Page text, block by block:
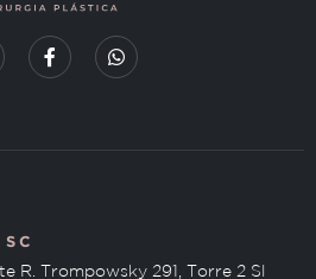
R. Trompowsky 291, Torre 2 Sl